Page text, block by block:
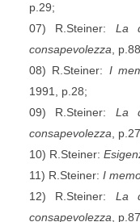
p.29;
07) R.Steiner: La
consapevolezza ,
08) R.Steiner: I
1991, p.28;
09) R.Steiner: La
consapevolezza ,
10) R.Steiner:
11) R.Steiner: I
12) R.Steiner: La
consapevolezza ,